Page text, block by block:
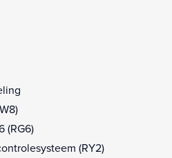
(RG6)
(RY2)